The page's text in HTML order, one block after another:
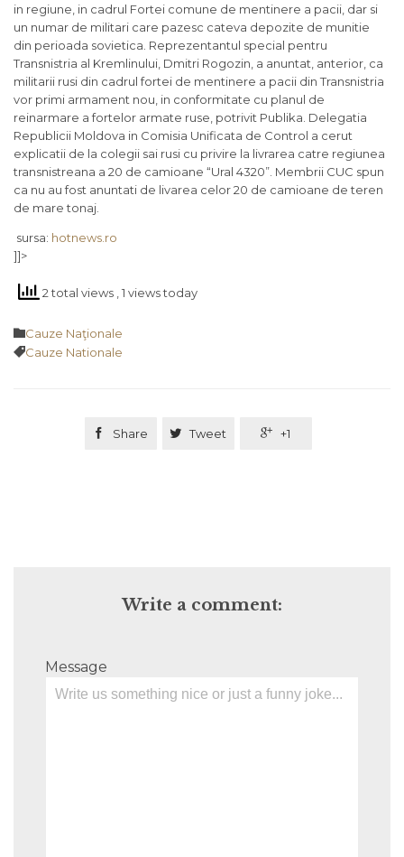
in regiune, in cadrul Fortei comune de mentinere a pacii, dar si
un numar de militari care pazesc cateva depozite de munitie
din perioada sovietica. Reprezentantul special pentru
Transnistria al Kremlinului, Dmitri Rogozin, a anuntat, anterior, ca
militarii rusi din cadrul fortei de mentinere a pacii din Transnistria
vor primi armament nou, in conformitate cu planul de
reinarmare a fortelor armate ruse, potrivit Publika. Delegatia
Republicii Moldova in Comisia Unificata de Control a cerut
explicatii de la colegii sai rusi cu privire la livrarea catre regiunea
transnistreana a 20 de camioane “Ural 4320”. Membrii CUC spun
ca nu au fost anuntati de livarea celor 20 de camioane de teren
de mare tonaj.
sursa: hotnews.ro
]]>
2 total views , 1 views today
Category
Cauze Naţionale
Tags
Cauze Nationale
 Share  Tweet  +1
Write a comment:
Message